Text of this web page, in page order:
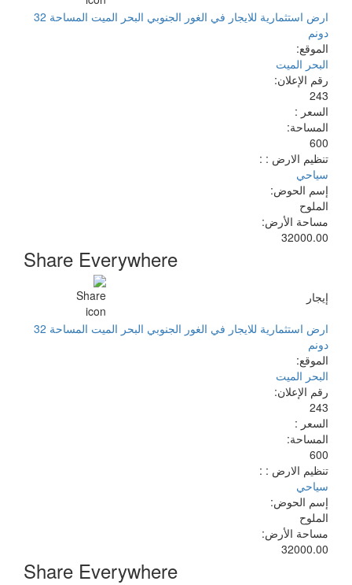
ارض استثمارية للايجار في الغور الجنوبي البحر الميت المساحة 32
دونم
الموقع:
البحر الميت
رقم الإعلان:
243
السعر :
المساحة:
600
تنظيم الارض : :
سياحي
إسم الحوض:
الملوح
مساحة الأرض:
32000.00
Share Everywhere
إيجار
ارض استثمارية للايجار في الغور الجنوبي البحر الميت المساحة 32
دونم
الموقع:
البحر الميت
رقم الإعلان:
243
السعر :
المساحة:
600
تنظيم الارض : :
سياحي
إسم الحوض:
الملوح
مساحة الأرض:
32000.00
Share Everywhere